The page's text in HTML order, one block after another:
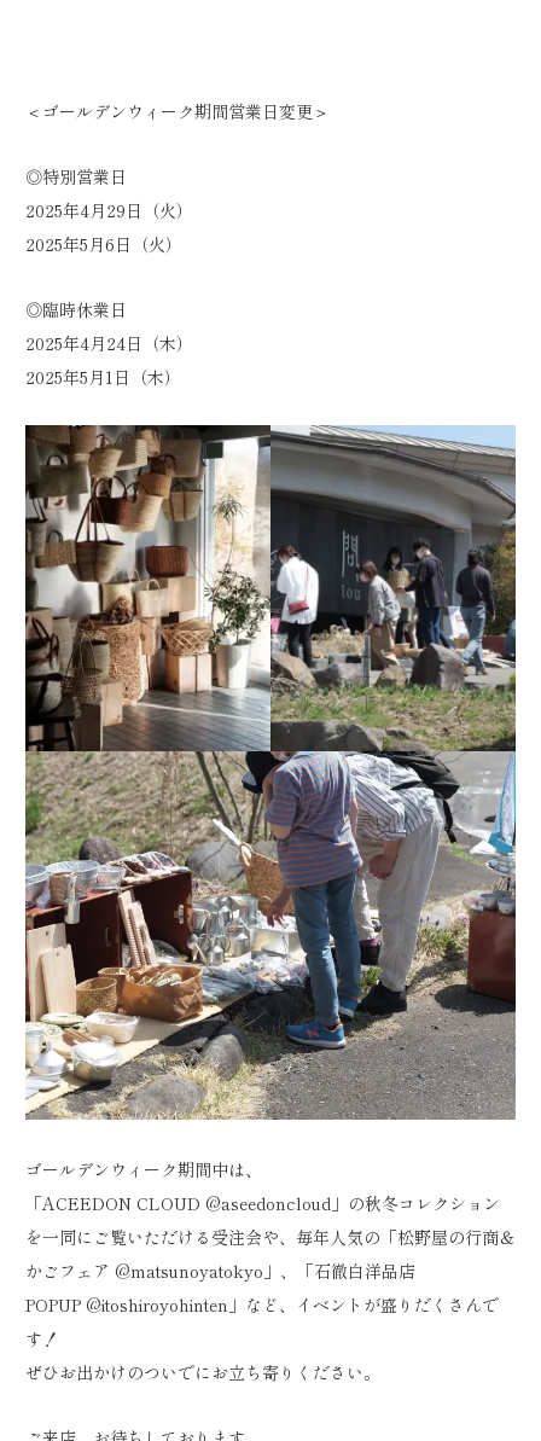
＜ゴールデンウィーク期間営業日変更＞
◎特別営業日
2025年4月29日（火）
2025年5月6日（火）
◎臨時休業日
2025年4月24日（木）
2025年5月1日（木）
ゴールデンウィーク期間中は、
「ACEEDON CLOUD @aseedoncloud 」の秋冬コレクション
を一同にご覧いただける受注会や、毎年人気の「松野屋の行商＆
かごフェア @matsunoyatokyo 」、「石徹白洋品店
POPUP @itoshiroyohinten 」など、イベントが盛りだくさんで
す！
ぜひお出かけのついでにお立ち寄りください。